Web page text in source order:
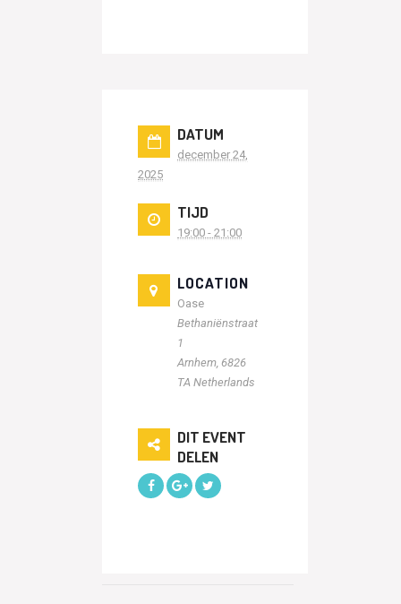
DATUM
december 24,
2025
TIJD
19:00 - 21:00
LOCATION
Oase
Bethaniënstraat
1
Arnhem 6826
TA Netherlands
DIT EVENT
DELEN